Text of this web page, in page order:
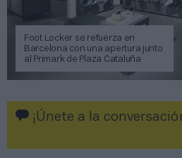
Foot Locker se refuerza en
Barcelona con una apertura junto
al Primark de Plaza Cataluña
¡Únete a la